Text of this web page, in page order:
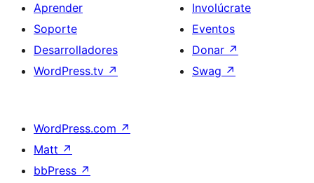
Aprender
Soporte
Desarrolladores
WordPress.tv ↗
Involúcrate
Eventos
Donar ↗
Swag ↗
WordPress.com ↗
Matt ↗
bbPress ↗